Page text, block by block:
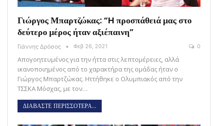
Γιώργος Μπαρτζώκας: “H προσπάθειά μας στο
δεύτερο μέρος ήταν αξιέπαινη”
Γιάννης Δρόσος Φεβ 26, 2021 0
Απογοητευμένος για την ήττα στις λεπτομέρειες, αλλά
ικανοποιημένος από το χαρακτήρα της ομάδας ήταν ο
Γιώργος Μπαρτζώκας. Ηττήθηκε ο Ολυμπιακός από την
ΤΣΣΚΑ Μόσχας, με τον…
ΔΙΑΒΑΣΤΕ ΠΕΡΙΣΣΟΤΕΡΑ...